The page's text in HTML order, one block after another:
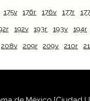
175v 176r 176v 177r
192v 193r 193v 194r
208v 209r 209v 210r